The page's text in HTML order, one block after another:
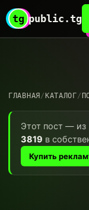
tg public.tg
ГЛАВНАЯ / КАТАЛОГ/
Этот пост — из
3819 в
Купить